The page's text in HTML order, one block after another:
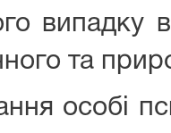
випадку
та
особі